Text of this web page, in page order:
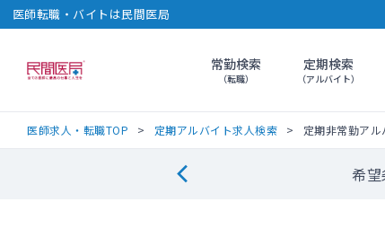
医師転職・バイトは民間医局
民間医局常勤検索
（転職）
定期検索
（アルバイト）
医師求人・転職TOP 定期アルバイト求人検索 定期非常勤ア
希